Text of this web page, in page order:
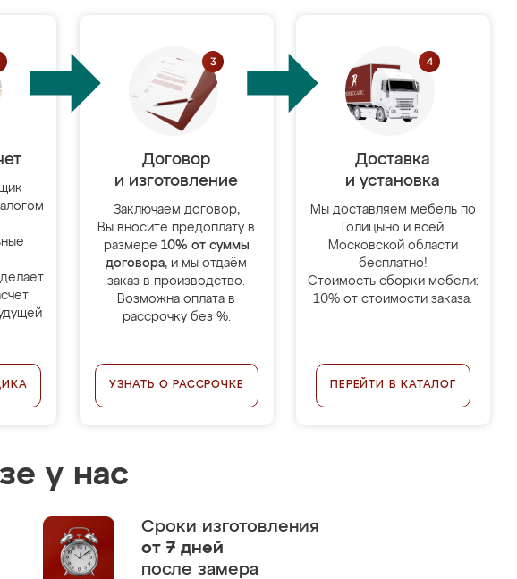
Договор
и изготовление
Заключаем договор,
Вы вносите предоплату в
размере 10% от суммы
договора, и мы отдаём
заказ в производство.
Возможна оплата в
рассрочку без %.
УЗНАТЬ О РАССРОЧКЕ
Доставка
и установка
Мы доставляем мебель по
Голицыно и всей
Московской области
бесплатно!
Стоимость сборки мебели:
10% от стоимости заказа.
ПЕРЕЙТИ В КАТАЛОГ
у нас
Сроки изготовления
от 7 дней
после замера